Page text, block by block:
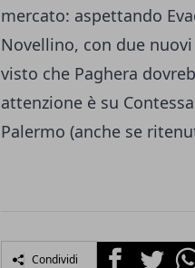
mercato: aspettando
Novellino, con due
visto che Paghera
attenzione è su
Palermo (anche se
Condividi FacebookTwitter